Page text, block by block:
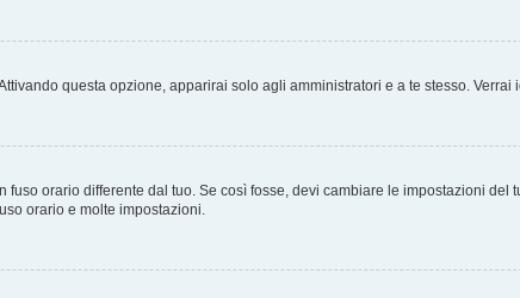
questa opzione, apparirai solo agli amministratori e a te stesso. Verrai
orario differente dal tuo. Se così fosse, devi cambiare le impostazioni
orario e molte impostazioni.